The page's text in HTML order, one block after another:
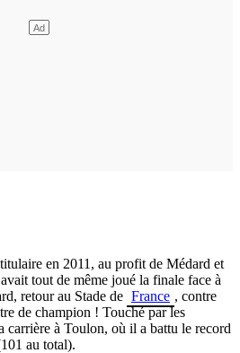
en 2011, au profit de Médard et
tout de même joué la finale face à
retour au Stade de France , contre
de champion ! Touché par les
carrière à Toulon, où il a battu le record
au total).